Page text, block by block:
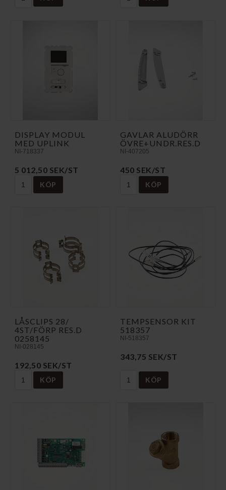
DISPLAY MODUL
MED UPLINK
NI-718337
5 012,50 SEK/ST
KÖP
GAVLAR ALUDÖRR
ÖVRE+UNDR.RES.D
NI-407205
450 SEK/ST
KÖP
LÅSCLIPS 28/
4ST/FÖRP RES.D
0258145
NI-028145
192,50 SEK/ST
KÖP
TEMPSENSOR KIT
518357
NI-518357
343,75 SEK/ST
KÖP